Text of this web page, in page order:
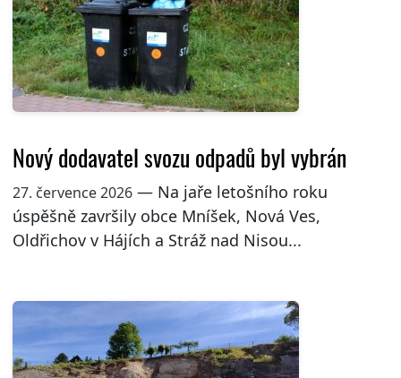
Nový dodavatel svozu odpadů byl vybrán
27. července 2026— Na jaře letošního roku
úspěšně završily obce Mníšek, Nová Ves,
Oldřichov v Hájích a Stráž nad Nisou...